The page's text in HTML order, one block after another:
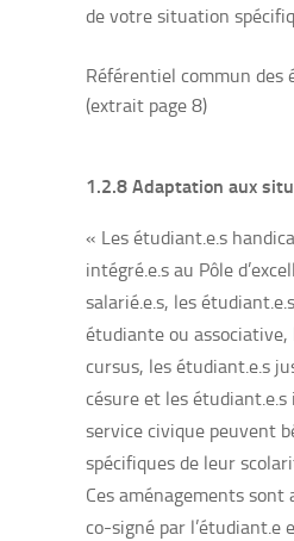
de votre situation
Référentiel commun des
(extrait page 8)
1.2.8 Adaptation aux
« Les étudiant.e.s
intégré.e.s au Pôle
salarié.e.s, les
étudiante ou associative,
cursus, les étudiant.e.s
césure et les
service civique peuvent
spécifiques de leur
Ces aménagements
co-signé par